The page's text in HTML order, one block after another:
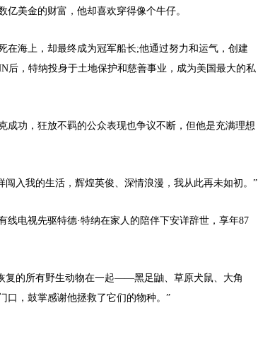
美金的财富，他却喜欢穿得像个牛仔。
在海上，却最终成为冠军船长;他通过努力和运气，创建
后，特纳投身于土地保护和慈善事业，成为美国最大的私
成功，狂放不羁的公众表现也争议不断，但他是充满理想
入我的生活，辉煌英俊、深情浪漫，我从此再未如初。”
电视先驱特德·特纳在家人的陪伴下安详辞世，享年87
复的所有野生动物在一起——黑足鼬、草原犬鼠、大角
口，鼓掌感谢他拯救了它们的物种。”